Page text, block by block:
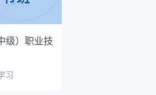
级）职业技
习